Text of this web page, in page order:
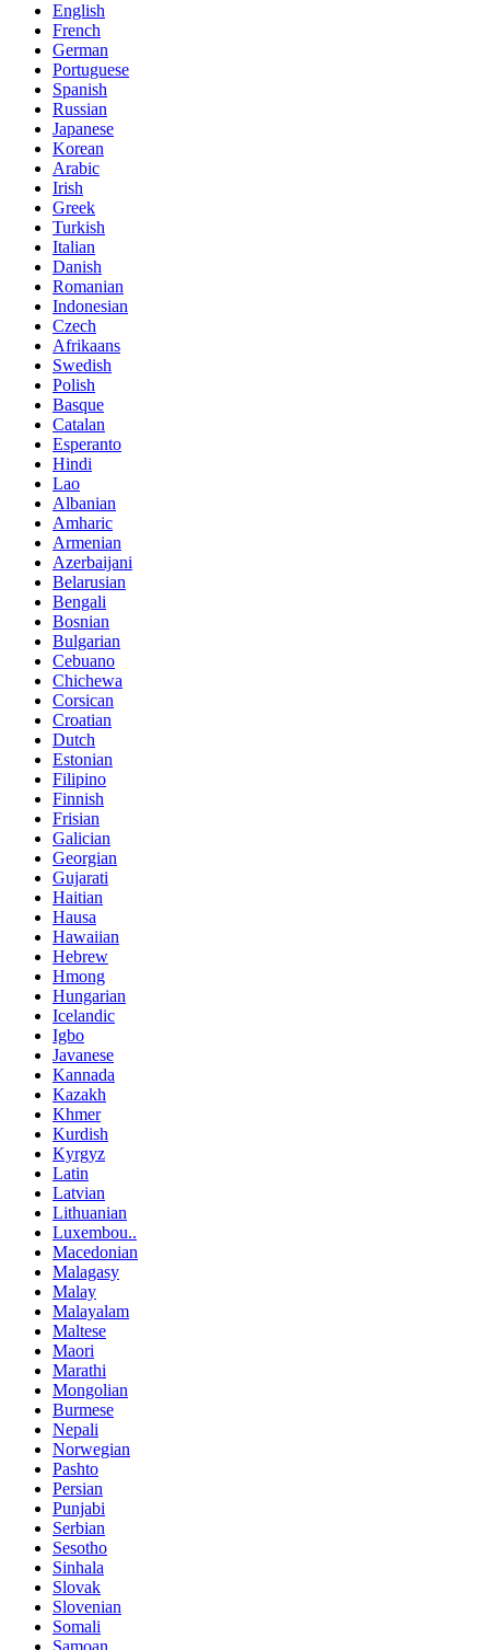
English
French
German
Portuguese
Spanish
Russian
Japanese
Korean
Arabic
Irish
Greek
Turkish
Italian
Danish
Romanian
Indonesian
Czech
Afrikaans
Swedish
Polish
Basque
Catalan
Esperanto
Hindi
Lao
Albanian
Amharic
Armenian
Azerbaijani
Belarusian
Bengali
Bosnian
Bulgarian
Cebuano
Chichewa
Corsican
Croatian
Dutch
Estonian
Filipino
Finnish
Frisian
Galician
Georgian
Gujarati
Haitian
Hausa
Hawaiian
Hebrew
Hmong
Hungarian
Icelandic
Igbo
Javanese
Kannada
Kazakh
Khmer
Kurdish
Kyrgyz
Latin
Latvian
Lithuanian
Luxembou..
Macedonian
Malagasy
Malay
Malayalam
Maltese
Maori
Marathi
Mongolian
Burmese
Nepali
Norwegian
Pashto
Persian
Punjabi
Serbian
Sesotho
Sinhala
Slovak
Slovenian
Somali